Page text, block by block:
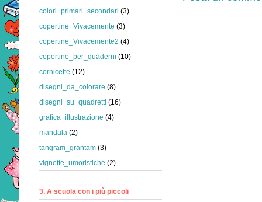
colori_primari_secondari (3)
copertine_Vivacemente (3)
copertine_Vivacemente2 (4)
copertine_per_quaderni (10)
cornicette (12)
disegni_da_colorare (8)
disegni_su_quadretti (16)
grafica_illustrazione (4)
mandala (2)
tangram_grantam (3)
vignette_umoristiche (2)
3. A scuola con i più piccoli